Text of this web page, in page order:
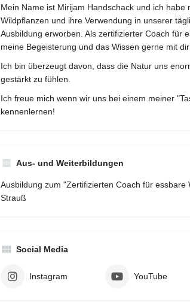
Mein Name ist Mirijam Handschack und ich habe
Wildpflanzen und ihre Verwendung in unserer
Ausbildung erworben. Als zertifizierter Coach für
meine Begeisterung und das Wissen gerne mit
Ich bin überzeugt davon, dass die Natur uns
gestärkt zu fühlen.
Ich freue mich wenn wir uns bei einem meiner
kennenlernen!
Aus- und Weiterbildungen
Ausbildung zum "Zertifizierten Coach für essbare
Strauß
Social Media
Instagram YouTube